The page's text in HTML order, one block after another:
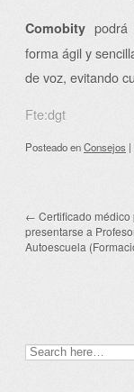
Comobity
forma ágil y
de voz, evitando
Fte:dgt
PosteadoenConsejos |
Post navigation
← Certificado médico
presentarse a
Autoescuela